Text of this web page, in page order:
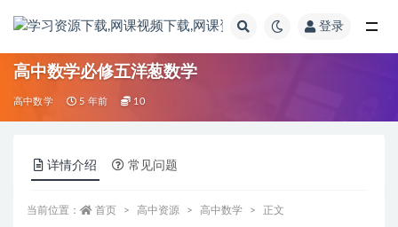
登录
高中数学必修五洋葱数学
高中数学 5 年前 10
详情介绍 常见问题
当前位置： 首页 高中资源 高中数学 正文